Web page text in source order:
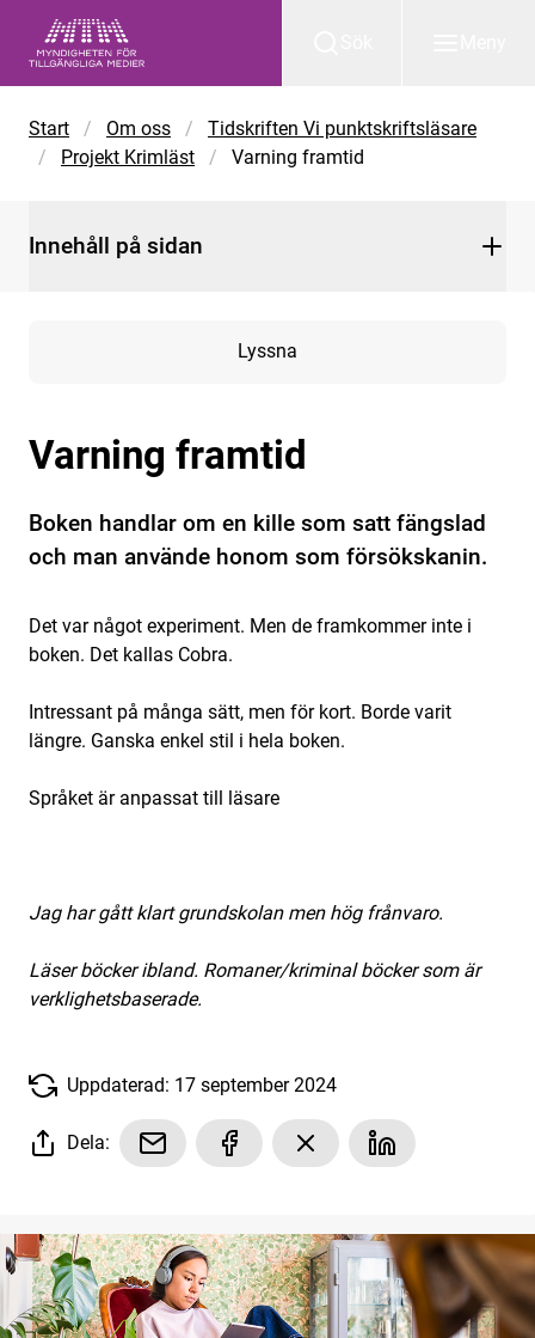
Start / Om oss /
Tidskriften Vi punktskriftsläsare
/
Projekt Krimläst / Varning framtid
Lyssna
Varning framtid
Boken handlar om en kille som satt fängslad
och man använde honom som försökskanin.
Det var något experiment. Men de framkommer inte i
boken. Det kallas Cobra.
Intressant på många sätt, men för kort. Borde varit
längre. Ganska enkel stil i hela boken.
Språket är anpassat till läsare
Jag har gått klart grundskolan men hög frånvaro.
Läser böcker ibland. Romaner/kriminal böcker som är
verklighetsbaserade.
Uppdaterad: 17 september 2024
Dela:
Innehåll på sidan